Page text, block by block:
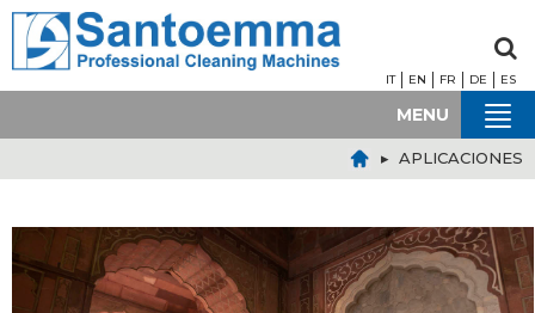
IT EN FR DE ES
MENU
▸ APLICACIONES